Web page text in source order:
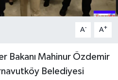
A- A+
Bakanı Mahinur Özdemir
Belediyesi